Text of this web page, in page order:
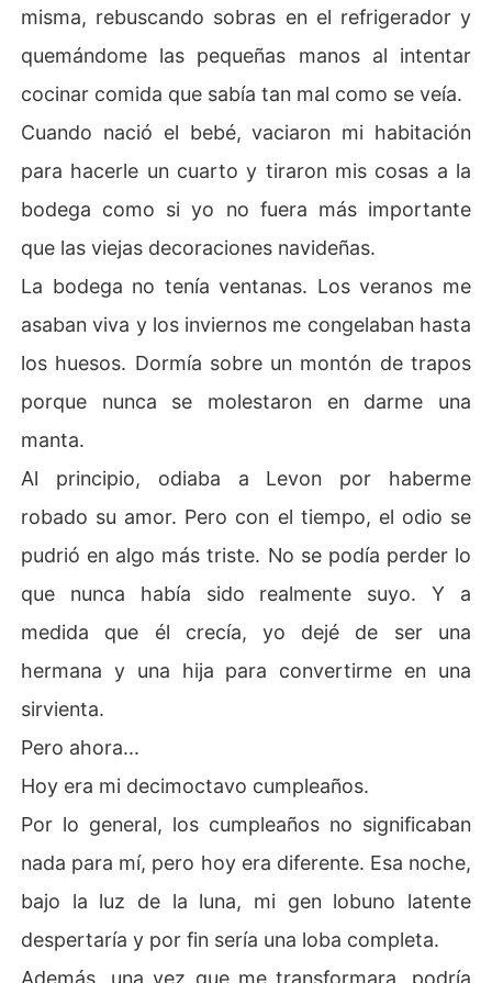
misma, rebuscando sobras en el refrigerador y
quemándome las pequeñas manos al intentar
cocinar comida que sabía tan mal como se veía.
Cuando nació el bebé, vaciaron mi habitación
para hacerle un cuarto y tiraron mis cosas a la
bodega como si yo no fuera más importante
que las viejas decoraciones navideñas.
La bodega no tenía ventanas. Los veranos me
asaban viva y los inviernos me congelaban hasta
los huesos. Dormía sobre un montón de trapos
porque nunca se molestaron en darme una
manta.
Al principio, odiaba a Levon por haberme
robado su amor. Pero con el tiempo, el odio se
pudrió en algo más triste. No se podía perder lo
que nunca había sido realmente suyo. Y a
medida que él crecía, yo dejé de ser una
hermana y una hija para convertirme en una
sirvienta.
Pero ahora...
Hoy era mi decimoctavo cumpleaños.
Por lo general, los cumpleaños no significaban
nada para mí, pero hoy era diferente. Esa noche,
bajo la luz de la luna, mi gen lobuno latente
despertaría y por fin sería una loba completa.
Además, una vez que me transformara, podría